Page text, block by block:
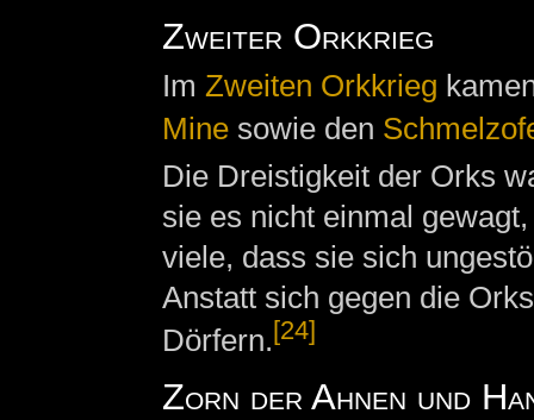
Zweiter Orkkrieg
Im Zweiten Orkkrieg
Minesowie den
Die Dreistigkeit der Orks
sie es nicht einmal
viele, dass sie sich
Anstatt sich gegen die
Dörfern.[24]
Zorn der Ahnen und